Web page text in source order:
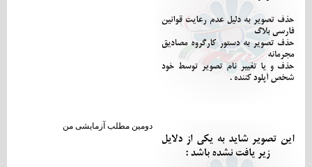
دومین مطلب آزمایشی من